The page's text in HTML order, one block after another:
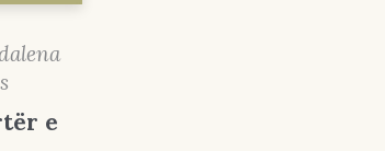
e